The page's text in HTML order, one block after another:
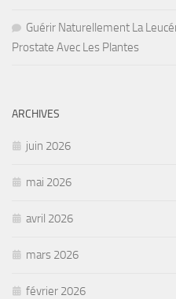
Guérir Naturellement La
Prostate Avec Les Plantes
ARCHIVES
juin 2026
mai 2026
avril 2026
mars 2026
février 2026